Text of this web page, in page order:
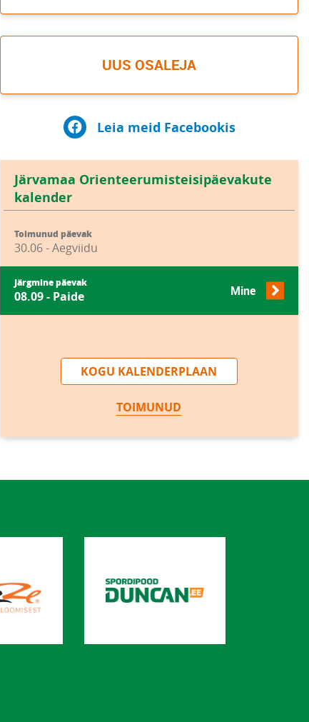
UUS OSALEJA
Leia meid Facebookis
Järvamaa Orienteerumisteisipäevakute
kalender
Toimunud päevak
30.06 - Aegviidu
Järgmine päevak
08.09 - Paide Mine
KOGU KALENDERPLAAN
TOIMUNUD